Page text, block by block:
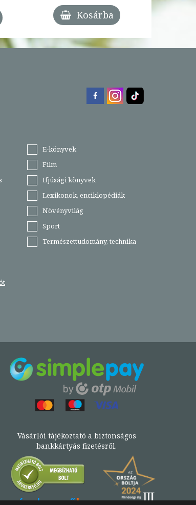
Kosárba
E-könyvek
Film
Ifjúsági könyvek
Lexikonok, enciklopédiák
Növényvilág
Sport
Természettudomány, technika
Vásárlói tájékoztató a biztonságos
bankkártyás fizetésről.